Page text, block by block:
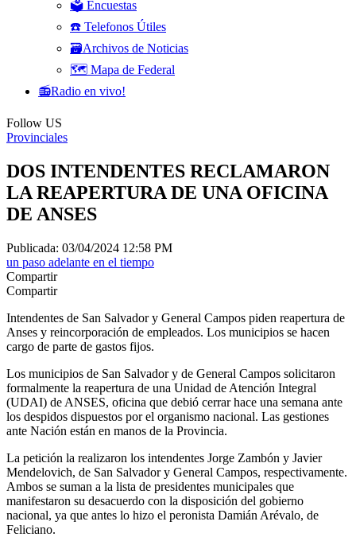
🗳️ Encuestas
☎️ Telefonos Útiles
🗃️Archivos de Noticias
🗺️ Mapa de Federal
📻Radio en vivo!
Follow US
Provinciales
DOS INTENDENTES RECLAMARON
LA REAPERTURA DE UNA OFICINA
DE ANSES
Publicada: 03/04/2024 12:58 PM
un paso adelante en el tiempo
Compartir
Compartir
Intendentes de San Salvador y General Campos piden reapertura de
Anses y reincorporación de empleados. Los municipios se hacen
cargo de parte de gastos fijos.
Los municipios de San Salvador y de General Campos solicitaron
formalmente la reapertura de una Unidad de Atención Integral
(UDAI) de ANSES, oficina que debió cerrar hace una semana ante
los despidos dispuestos por el organismo nacional. Las gestiones
ante Nación están en manos de la Provincia.
La petición la realizaron los intendentes Jorge Zambón y Javier
Mendelovich, de San Salvador y General Campos, respectivamente.
Ambos se suman a la lista de presidentes municipales que
manifestaron su desacuerdo con la disposición del gobierno
nacional, ya que antes lo hizo el peronista Damián Arévalo, de
Feliciano.